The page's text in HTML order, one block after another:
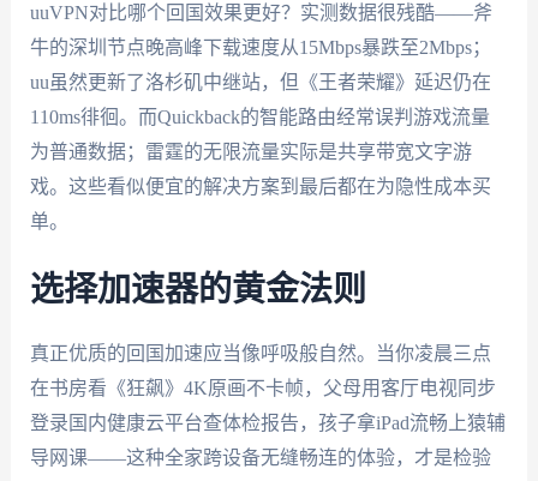
uuVPN对比哪个回国效果更好？实测数据很残酷——斧
牛的深圳节点晚高峰下载速度从15Mbps暴跌至2Mbps；
uu虽然更新了洛杉矶中继站，但《王者荣耀》延迟仍在
110ms徘徊。而Quickback的智能路由经常误判游戏流量
为普通数据；雷霆的无限流量实际是共享带宽文字游
戏。这些看似便宜的解决方案到最后都在为隐性成本买
单。
选择加速器的黄金法则
真正优质的回国加速应当像呼吸般自然。当你凌晨三点
在书房看《狂飙》4K原画不卡帧，父母用客厅电视同步
登录国内健康云平台查体检报告，孩子拿iPad流畅上猿辅
导网课——这种全家跨设备无缝畅连的体验，才是检验